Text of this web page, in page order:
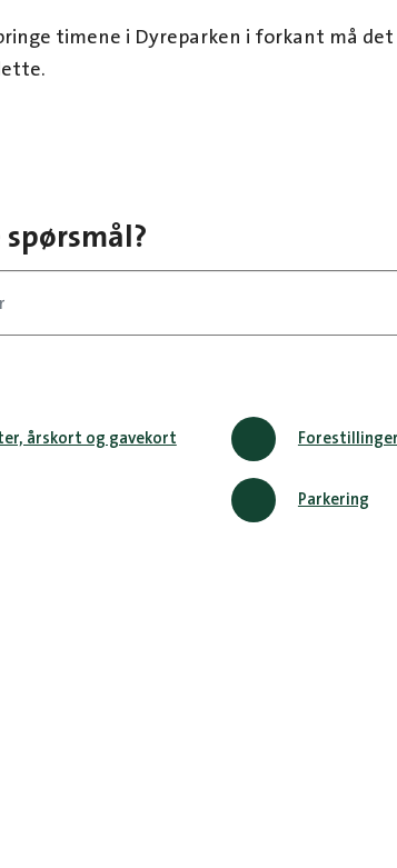
timene i Dyreparken i forkant må det
årskort og gavekort Forestillinger
Parkering